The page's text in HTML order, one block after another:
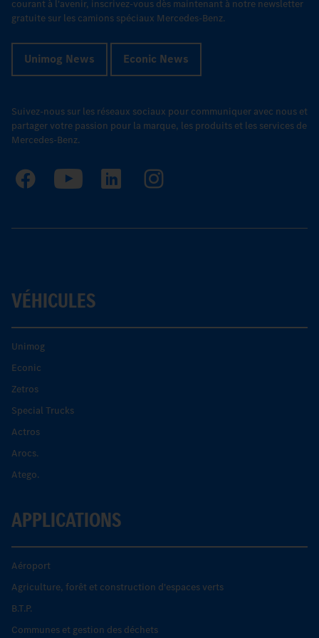
courant à l'avenir, inscrivez-vous dès maintenant à notre newsletter
gratuite sur les camions spéciaux Mercedes-Benz.
Unimog News Econic News
Suivez-nous sur les réseaux sociaux pour communiquer avec nous et
partager votre passion pour la marque, les produits et les services de
Mercedes-Benz.
VÉHICULES
Unimog
Econic
Zetros
Special Trucks
Actros
Arocs.
Atego.
APPLICATIONS
Aéroport
Agriculture, forêt et construction d'espaces verts
B.T.P.
Communes et gestion des déchets